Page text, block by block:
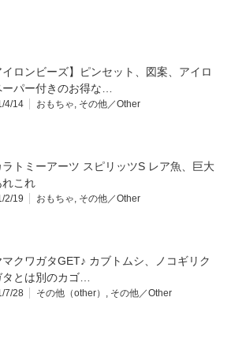
イロンビーズ】ピンセット、図案、アイロ
ーパー付きのお得な…
4/14 おもちゃ, その他／Other
ラトミーアーツ スピリッツS レア魚、巨大
れこれ
2/19 おもちゃ, その他／Other
マクワガタGET♪ カブトムシ、ノコギリク
タとは別のカゴ…
7/28 その他（other） , その他／Other